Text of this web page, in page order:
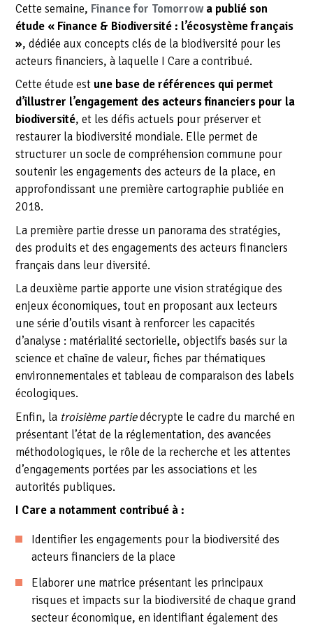
Cette semaine, Finance for Tomorrowa publié son
étude « Finance & Biodiversité : l’écosystème français
», dédiée aux concepts clés de la biodiversité pour les
acteurs financiers, à laquelle I Care a contribué.
Cette étude estune base de références qui permet
d’illustrer l’engagement des acteurs financiers pour la
biodiversité, et les défis actuels pour préserver et
restaurer la biodiversité mondiale. Elle permet de
structurer un socle de compréhension commune pour
soutenir les engagements des acteurs de la place, en
approfondissant une première cartographie publiée en
2018.
La première partie dresse un panorama des stratégies,
des produits et des engagements des acteurs financiers
français dans leur diversité.
La deuxième partie apporte une vision stratégique des
enjeux économiques, tout en proposant aux lecteurs
une série d’outils visant à renforcer les capacités
d’analyse : matérialité sectorielle, objectifs basés sur la
science et chaîne de valeur, fiches par thématiques
environnementales et tableau de comparaison des labels
écologiques.
Enfin, la troisième partiedécrypte le cadre du marché en
présentant l’état de la réglementation, des avancées
méthodologiques, le rôle de la recherche et les attentes
d’engagements portées par les associations et les
autorités publiques.
I Care a notamment contribué à :
Identifier les engagements pour la biodiversité des
acteurs financiers de la place
Elaborer une matrice présentant les principaux
risques et impacts sur la biodiversité de chaque grand
secteur économique, en identifiant également des